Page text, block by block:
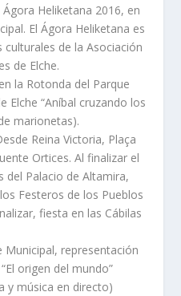
Heliketana 2016, en
El Ágora Heliketana es
culturales de la Asociación
de Elche.
la Rotonda del Parque
Elche “Aníbal cruzando los
marionetas).
Reina Victoria, Plaça
Ortices. Al finalizar el
del Palacio de Altamira,
Festeros de los Pueblos
fiesta en las Cábilas
Municipal, representación
origen del mundo”
y música en directo)